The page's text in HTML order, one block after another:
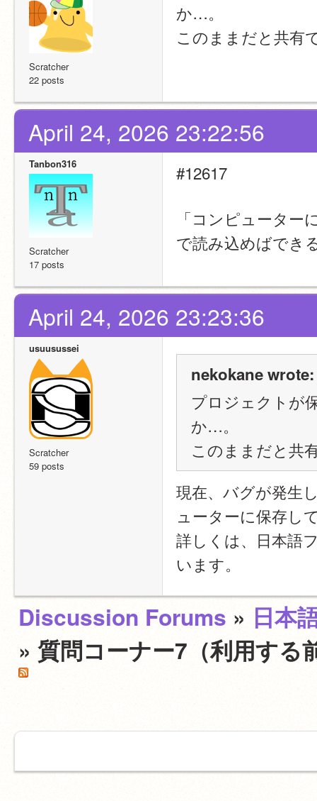
Scratcher
22 posts
か…。
このままだと共有
April 24, 2026 23:22:56
Tanbon316
Scratcher
17 posts
#12617
「コンピュータ
で読み込めばでき
April 24, 2026 23:23:36
usuusussei
Scratcher
59 posts
nekokane wrote:
プロジェクトが
か…。
このままだと共
現在、バグが発生
ューターに保存し
詳しくは、日本語
います。
Discussion Forums » 日本
» 質問コーナー7（利用する